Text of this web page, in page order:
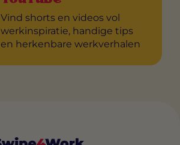
Vind shorts en videos vol
werkinspiratie, handige tips
en herkenbare werkverhalen